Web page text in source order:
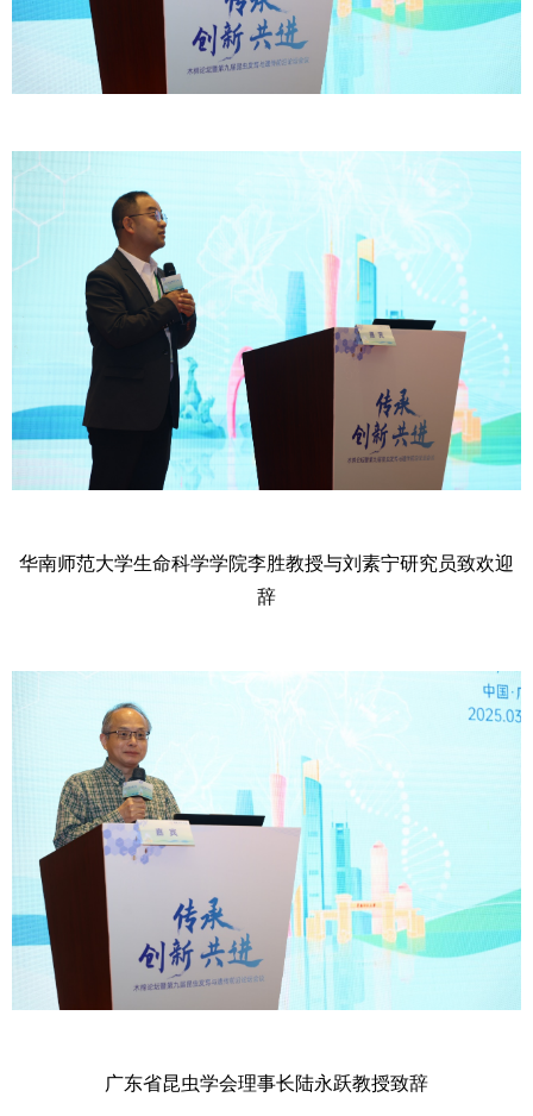
华南师范大学生命科学学院李胜教授与刘素宁研究员致欢迎
辞
广东省昆虫学会理事长陆永跃教授致辞